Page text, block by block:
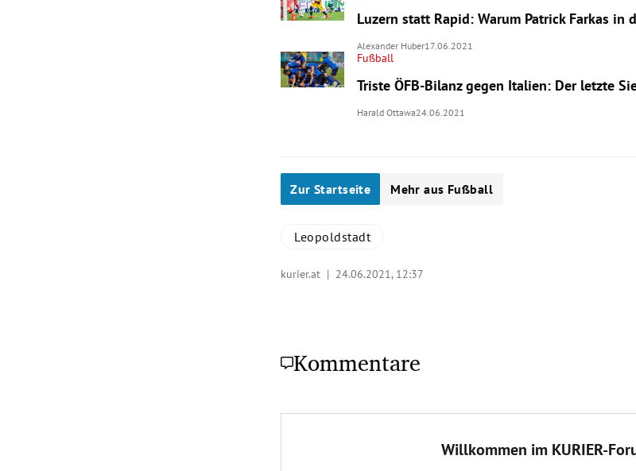
Luzern statt Rapid: Warum Patrick Farkas in
Alexander Huber17.06.2021
Fußball
Triste ÖFB-Bilanz gegen Italien: Der letzte
Harald Ottawa24.06.2021
Zur Startseite Mehr aus Fußball
Leopoldstadt
kurier.at | 24.06.2021, 12:37
Kommentare